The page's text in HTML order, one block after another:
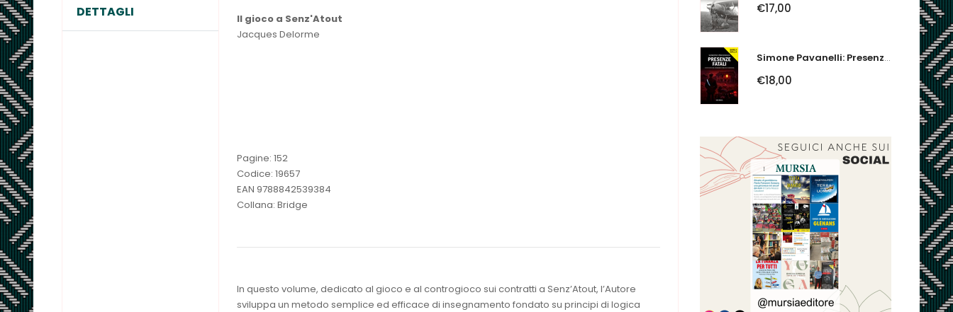
DETTAGLI
Il gioco a Senz'Atout
Jacques Delorme
Pagine: 152
Codice: 19657
EAN 9788842539384
Collana: Bridge
In questo volume, dedicato al gioco e al controgioco sui contratti a Senz’Atout, l’Autore
sviluppa un metodo semplice ed efficace di insegnamento fondato su principi di logica
€17,00
Simone Pavanelli: Presenze Fatali. I Fantasmi Del Ferrarese Urlano Giustizia
€18,00